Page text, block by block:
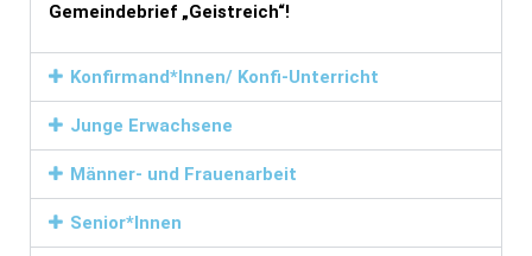
Gemeindebrief „Geistreich“!
Konfirmand*Innen/ Konfi-Unterricht
Junge Erwachsene
Männer- und Frauenarbeit
Senior*Innen